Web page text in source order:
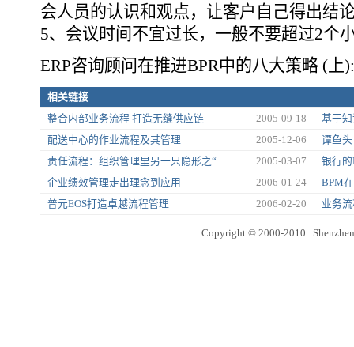
会人员的认识和观点，让客户自己得出结
5、会议时间不宜过长，一般不要超过2个
ERP咨询顾问在推进BPR中的八大策略 (上
相关链接
整合内部业务流程 打造无缝供应链
2005-09-18
基于
配送中心的作业流程及其管理
2005-12-06
谭鱼
责任流程：组织管理里另一只隐形之“...
2005-03-07
银行
企业绩效管理走出理念到应用
2006-01-24
BPM
普元EOS打造卓越流程管理
2006-02-20 业务
Copyright © 2000-2010